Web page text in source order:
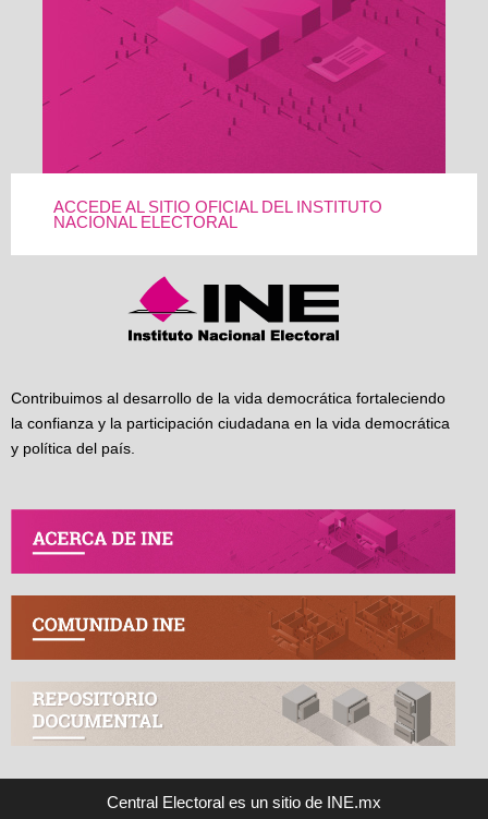
ACCEDE AL SITIO OFICIAL DEL INSTITUTO
NACIONAL ELECTORAL
Contribuimos al desarrollo de la vida democrática fortaleciendo
la confianza y la participación ciudadana en la vida democrática
y política del país.
Central Electoral es un sitio de INE.mx